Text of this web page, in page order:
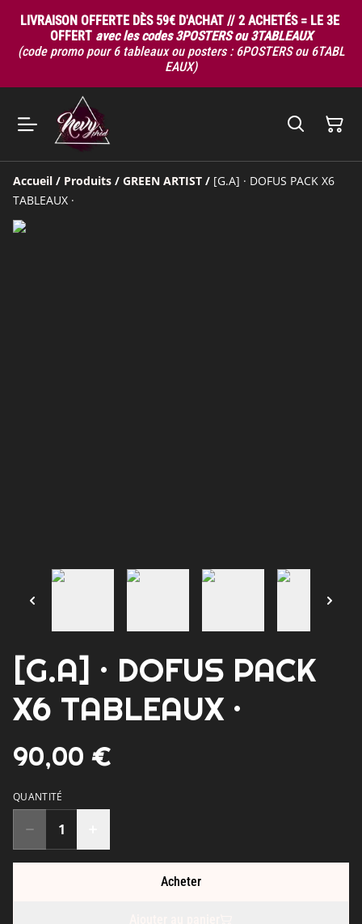
LIVRAISON OFFERTE DÈS 59€ D'ACHAT // 2 ACHETÉS = LE 3E
OFFERT avec les codes 3POSTERS ou 3TABLEAUX
(code promo pour 6 tableaux ou posters : 6POSTERS ou 6TABL
EAUX)
Accueil / Produits / GREEN ARTIST / [G.A] · DOFUS PACK X6
TABLEAUX ·
[G.A] · DOFUS PACK
X6 TABLEAUX ·
90,00 €
QUANTITÉ
Acheter